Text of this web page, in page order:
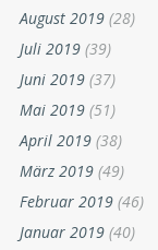
August 2019 (28)
Juli 2019 (39)
Juni 2019 (37)
Mai 2019 (51)
April 2019 (38)
März 2019 (49)
Februar 2019 (46)
Januar 2019 (40)